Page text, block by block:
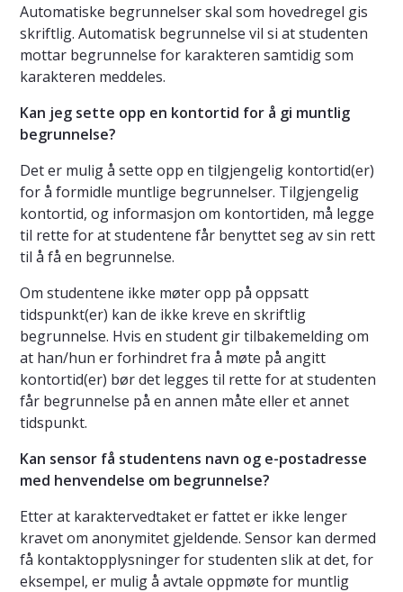
Automatiske begrunnelser skal som hovedregel gis
skriftlig. Automatisk begrunnelse vil si at studenten
mottar begrunnelse for karakteren samtidig som
karakteren meddeles.
Kan jeg sette opp en kontortid for å gi muntlig
begrunnelse?
Det er mulig å sette opp en tilgjengelig kontortid(er)
for å formidle muntlige begrunnelser. Tilgjengelig
kontortid, og informasjon om kontortiden, må legge
til rette for at studentene får benyttet seg av sin rett
til å få en begrunnelse.
Om studentene ikke møter opp på oppsatt
tidspunkt(er) kan de ikke kreve en skriftlig
begrunnelse. Hvis en student gir tilbakemelding om
at han/hun er forhindret fra å møte på angitt
kontortid(er) bør det legges til rette for at studenten
får begrunnelse på en annen måte eller et annet
tidspunkt.
Kan sensor få studentens navn og e-postadresse
med henvendelse om begrunnelse?
Etter at karaktervedtaket er fattet er ikke lenger
kravet om anonymitet gjeldende. Sensor kan dermed
få kontaktopplysninger for studenten slik at det, for
eksempel, er mulig å avtale oppmøte for muntlig